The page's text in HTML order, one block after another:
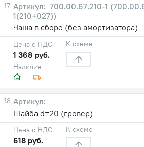
17
700.00.67.210-1
1(210+027))
Чаша в сборе (без амортизатора)
Наличие
Цена с НДС
1 368 руб.
К схеме
18
Шайба d=20 (гровер)
Цена с НДС
618 руб.
К схеме